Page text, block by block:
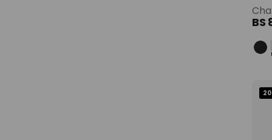
BS